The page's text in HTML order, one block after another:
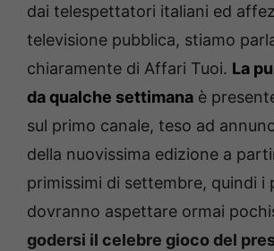
dai telespettatori italiani ed
televisione pubblica, stiamo
chiaramente di Affari Tuoi. La
da qualche settimana è
sul primo canale, teso ad
della nuovissima edizione a
primissimi di settembre, quindi i
dovranno aspettare ormai
godersi il celebre gioco del